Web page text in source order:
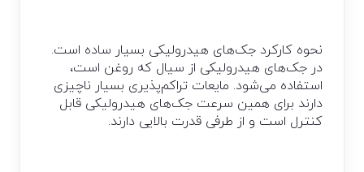
نحوه کارکرد جک‌های هیدرولیکی بسیار ساده است.
در جک‌های هیدرولیکی از سیال که روغن است،
استفاده می‌شود. مایعات تراکم‌پذیری بسیار ناچیزی
دارند برای همین سرعت جک‌های هیدرولیکی قابل
کنترل است و از طرفی قدرت بالایی دارند.